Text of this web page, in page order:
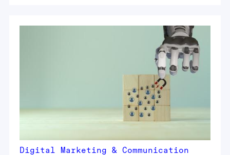
Digital Marketing & Communication